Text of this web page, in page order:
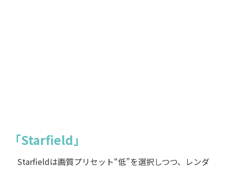
「Starfield」
Starfieldは画質プリセット“低”を選択しつつ、レンダ